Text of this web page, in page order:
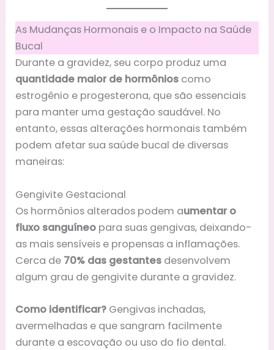
As Mudanças Hormonais e o Impacto na Saúde
Bucal
Durante a gravidez, seu corpo produz uma
quantidade maior de hormônios como
estrogênio e progesterona, que são essenciais
para manter uma gestação saudável. No
entanto, essas alterações hormonais também
podem afetar sua saúde bucal de diversas
maneiras:
Gengivite Gestacional
Os hormônios alterados podem aumentar o
fluxo sanguíneo para suas gengivas, deixando-
as mais sensíveis e propensas a inflamações.
Cerca de 70% das gestantes desenvolvem
algum grau de gengivite durante a gravidez.
Como identificar? Gengivas inchadas,
avermelhadas e que sangram facilmente
durante a escovação ou uso do fio dental.